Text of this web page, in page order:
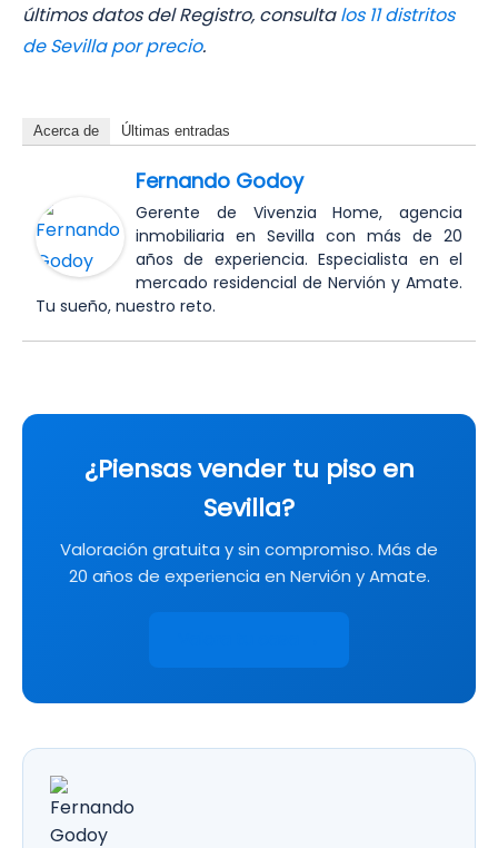
últimos datos del Registro, consultalos 11 distritos
de Sevilla por precio.
Acerca de Últimas entradas
Fernando Godoy
Gerente de Vivenzia Home, agencia
inmobiliaria en Sevilla con más de 20
años de experiencia. Especialista en el
mercado residencial de Nervión y Amate.
Tu sueño, nuestro reto.
¿Piensas vender tu piso en
Sevilla?
Valoración gratuita y sin compromiso. Más de
20 años de experiencia en Nervión y Amate.